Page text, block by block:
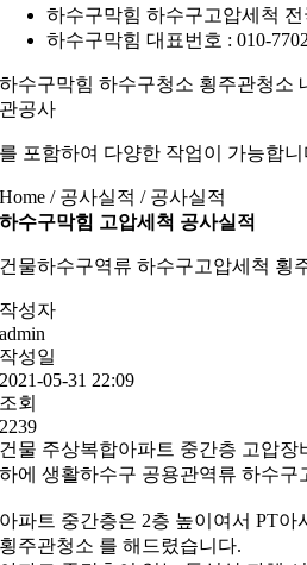
하수구막힘 하수구고압세척
하수구막힘 대표번호 : 010-
하수구막힘 하수구청소 횡주관청소
관공사
를 포함하여 다양한 작업이 가능합니
Home / 공사실적 / 공사실적
하수구막힘 고압세척 공사실적
건물하수구역류 하수구고압세척 횡
작성자
admin
작성일
2021-05-31 22:09
조회
2239
건물 주상복합아파트 중간층 고압장
하에 생활하수구 공용관역류 하수구
아파트 중간층은 2층 높이여서 PT아
횡주관청소 를 해드렸습니다.